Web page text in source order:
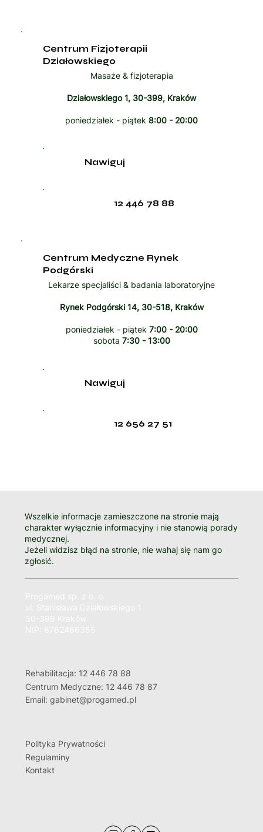
Centrum Fizjoterapii
Działowskiego
Masaże & fizjoterapia
Działowskiego 1, 30-399, Kraków
poniedziałek - piątek 8:00 - 20:00
12 446 78 88
Nawiguj
Centrum Medyczne Rynek
Podgórski
Lekarze specjaliści & badania laboratoryjne
Rynek Podgórski 14, 30-518, Kraków
poniedziałek - piątek 7:00 - 20:00
sobota 7:30 - 13:00
12 656 27 51
Nawiguj
Wszelkie informacje zamieszczone na stronie mają
charakter wyłącznie informacyjny i nie stanowią porady
medycznej.
Jeżeli widzisz błąd na stronie, nie wahaj się nam go
zgłosić.
Rehabilitacja: 12 446 78 88
Centrum Medyczne: 12 446 78 87
Email: gabinet@progamed.pl
Polityka Prywatności
Regulaminy
Kontakt